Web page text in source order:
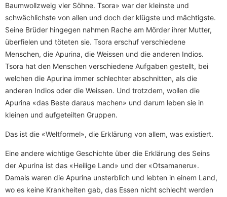
Baumwollzweig vier Söhne. Tsora» war der kleinste und
schwächlichste von allen und doch der klügste und mächtigste.
Seine Brüder hingegen nahmen Rache am Mörder ihrer Mutter,
überfielen und töteten sie. Tsora erschuf verschiedene
Menschen, die Apurina, die Weissen und die anderen Indios.
Tsora hat den Menschen verschiedene Aufgaben gestellt, bei
welchen die Apurina immer schlechter abschnitten, als die
anderen Indios oder die Weissen. Und trotzdem, wollen die
Apurina «das Beste daraus machen» und darum leben sie in
kleinen und aufgeteilten Gruppen.
Das ist die «Weltformel», die Erklärung von allem, was existiert.
Eine andere wichtige Geschichte über die Erklärung des Seins
der Apurina ist das «Heilige Land» und der «Otsamaneru».
Damals waren die Apurina unsterblich und lebten in einem Land,
wo es keine Krankheiten gab, das Essen nicht schlecht werden